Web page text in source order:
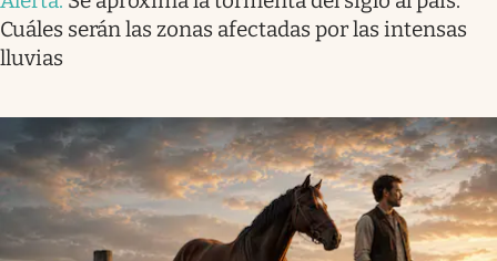
Cuáles serán las zonas afectadas por las intensas
lluvias